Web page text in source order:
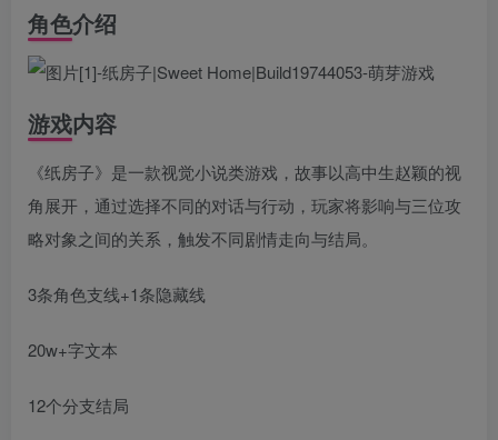
角色介绍
游戏内容
《纸房子》是一款视觉小说类游戏，故事以高中生赵颖的视
角展开，通过选择不同的对话与行动，玩家将影响与三位攻
略对象之间的关系，触发不同剧情走向与结局。
3条角色支线+1条隐藏线
20w+字文本
12个分支结局